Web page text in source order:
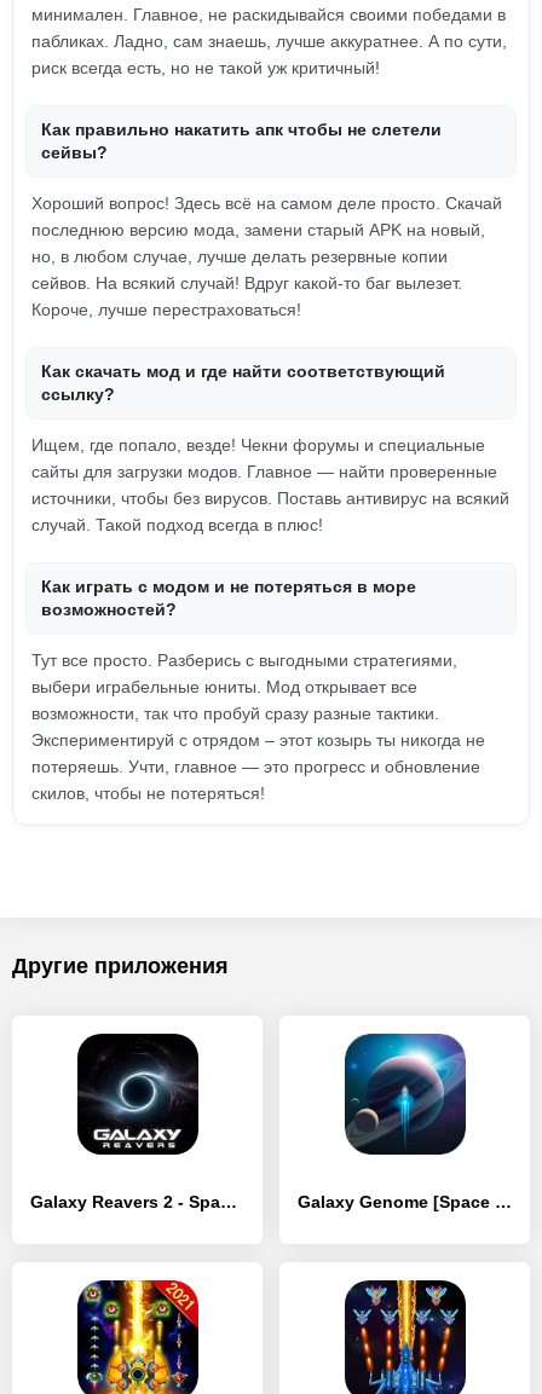
минимален. Главное, не раскидывайся своими победами в
пабликах. Ладно, сам знаешь, лучше аккуратнее. А по сути,
риск всегда есть, но не такой уж критичный!
Как правильно накатить апк чтобы не слетели
сейвы?
Хороший вопрос! Здесь всё на самом деле просто. Скачай
последнюю версию мода, замени старый APK на новый,
но, в любом случае, лучше делать резервные копии
сейвов. На всякий случай! Вдруг какой-то баг вылезет.
Короче, лучше перестраховаться!
Как скачать мод и где найти соответствующий
ссылку?
Ищем, где попало, везде! Чекни форумы и специальные
сайты для загрузки модов. Главное — найти проверенные
источники, чтобы без вирусов. Поставь антивирус на всякий
случай. Такой подход всегда в плюс!
Как играть с модом и не потеряться в море
возможностей?
Тут все просто. Разберись с выгодными стратегиями,
выбери играбельные юниты. Мод открывает все
возможности, так что пробуй сразу разные тактики.
Экспериментируй с отрядом – этот козырь ты никогда не
потеряешь. Учти, главное — это прогресс и обновление
скилов, чтобы не потеряться!
Другие приложения
Galaxy Reavers 2 - Space RTS Galaxy Genome [Space Sim]